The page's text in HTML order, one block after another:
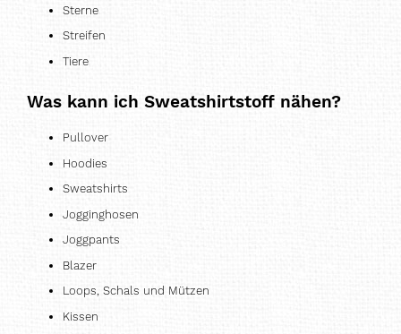
Sterne
Streifen
Tiere
Was kann ich Sweatshirtstoff nähen?
Pullover
Hoodies
Sweatshirts
Jogginghosen
Joggpants
Blazer
Loops, Schals und Mützen
Kissen